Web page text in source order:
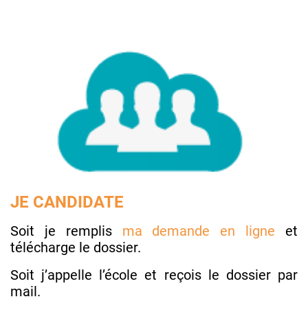
JE CANDIDATE
Soit je remplis ma demande en ligne et
télécharge le dossier.
Soit j’appelle l’école et reçois le dossier par
mail.